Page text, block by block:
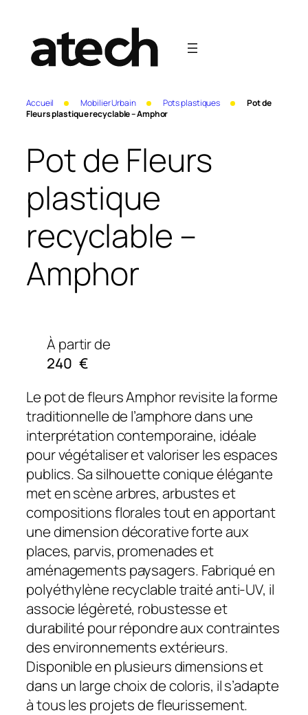
Accueil Mobilier Urbain Pots plastiques
Pot de
Fleurs plastique recyclable – Amphor
Pot de Fleurs
plastique
recyclable –
Amphor
À partir de
240 €
Le pot de fleurs Amphor revisite la forme
traditionnelle de l’amphore dans une
interprétation contemporaine, idéale
pour végétaliser et valoriser les espaces
publics. Sa silhouette conique élégante
met en scène arbres, arbustes et
compositions florales tout en apportant
une dimension décorative forte aux
places, parvis, promenades et
aménagements paysagers. Fabriqué en
polyéthylène recyclable traité anti-UV, il
associe légèreté, robustesse et
durabilité pour répondre aux contraintes
des environnements extérieurs.
Disponible en plusieurs dimensions et
dans un large choix de coloris, il s’adapte
à tous les projets de fleurissement.